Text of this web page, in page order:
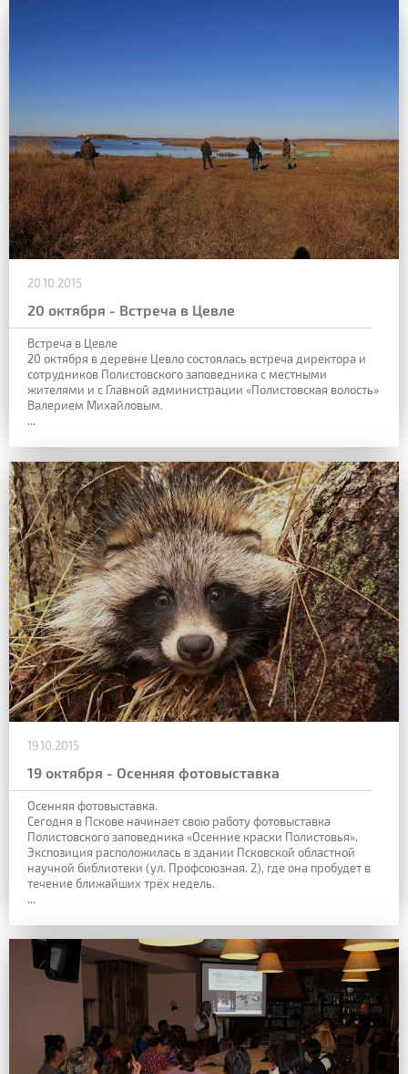
20.10.2015
20 октября - Встреча в Цевле
Встреча в Цевле
20 октября в деревне Цевло состоялась встреча директора и
сотрудников Полистовского заповедника с местными
жителями и с Главной администрации «Полистовская волость»
Валерием Михайловым.
...
19.10.2015
19 октября - Осенняя фотовыставка
Осенняя фотовыставка.
Сегодня в Пскове начинает свою работу фотовыставка
Полистовского заповедника «Осенние краски Полистовья».
Экспозиция расположилась в здании Псковской областной
научной библиотеки (ул. Профсоюзная. 2), где она пробудет в
течение ближайших трёх недель.
...